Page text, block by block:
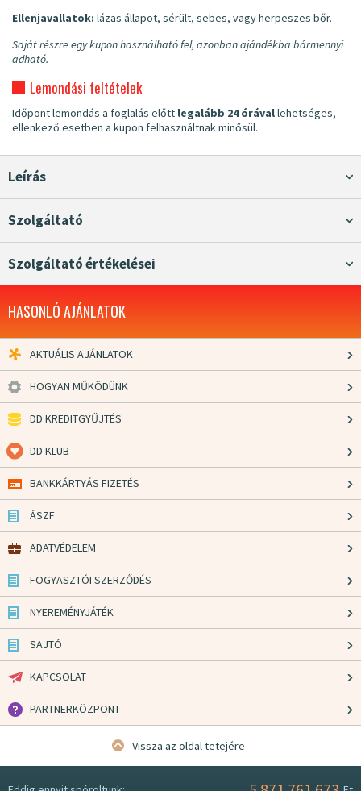
Ellenjavallatok: lázas állapot, sérült, sebes, vagy herpeszes bőr.
Saját részre egy kupon használható fel, azonban ajándékba bármennyi
adható.
Lemondási feltételek
Időpont lemondás a foglalás előtt legalább 24 órávallehetséges,
ellenkező esetben a kupon felhasználtnak minősül.
Leírás
Szolgáltató
Szolgáltató értékelései
HASONLÓ AJÁNLATOK
AKTUÁLIS AJÁNLATOK
HOGYAN MŰKÖDÜNK
DD KREDITGYŰJTÉS
DD KLUB
BANKKÁRTYÁS FIZETÉS
ÁSZF
ADATVÉDELEM
FOGYASZTÓI SZERZŐDÉS
NYEREMÉNYJÁTÉK
SAJTÓ
KAPCSOLAT
PARTNERKÖZPONT
Vissza az oldal tetejére